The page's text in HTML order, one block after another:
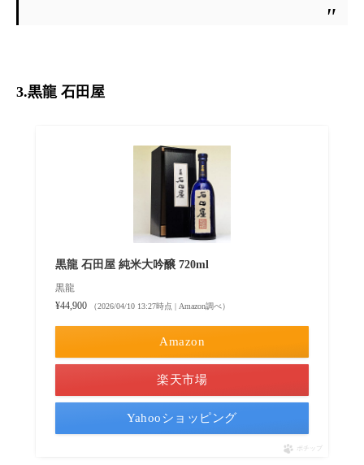
3.黒龍 石田屋
黒龍 石田屋 純米大吟醸 720ml
黒龍
¥44,900
（2026/04/10 13:27時点 | Amazon調べ）
Amazon
楽天市場
Yahooショッピング
ポチップ